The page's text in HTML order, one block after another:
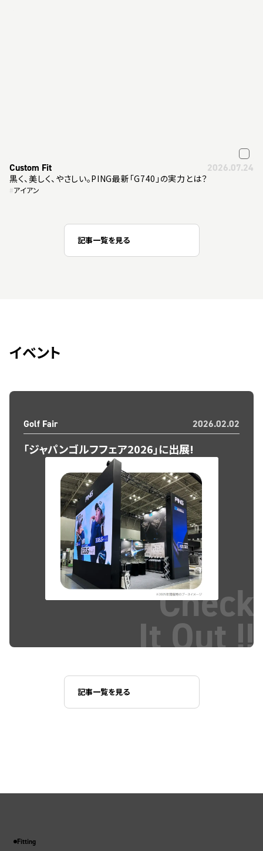
Custom Fit 2026.07.24
黒く、美しく、やさしい。PING最新「G740」の実力とは？
#アイアン
記事一覧を見る
イベント
Golf Fair 2026.02.02
「ジャパンゴルフフェア2026」に出展!
Check
It Out !!
記事一覧を見る
Fitting